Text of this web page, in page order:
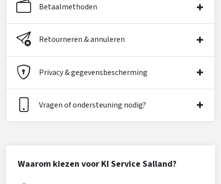
Betaalmethoden
Retourneren & annuleren
Privacy & gegevensbescherming
Vragen of ondersteuning nodig?
Waarom kiezen voor KI Service Salland?